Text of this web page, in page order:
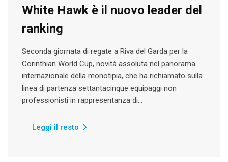
White Hawk è il nuovo leader del
ranking
Seconda giornata di regate a Riva del Garda per la
Corinthian World Cup, novità assoluta nel panorama
internazionale della monotipia, che ha richiamato sulla
linea di partenza settantacinque equipaggi non
professionisti in rappresentanza di…
Leggi il resto